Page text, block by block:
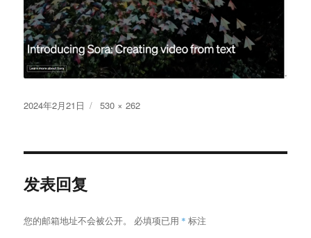
发
2024年2月21日
原
寸
530 × 262
发表回复
您的邮箱地址不会被公开。 必填项已用 * 标注